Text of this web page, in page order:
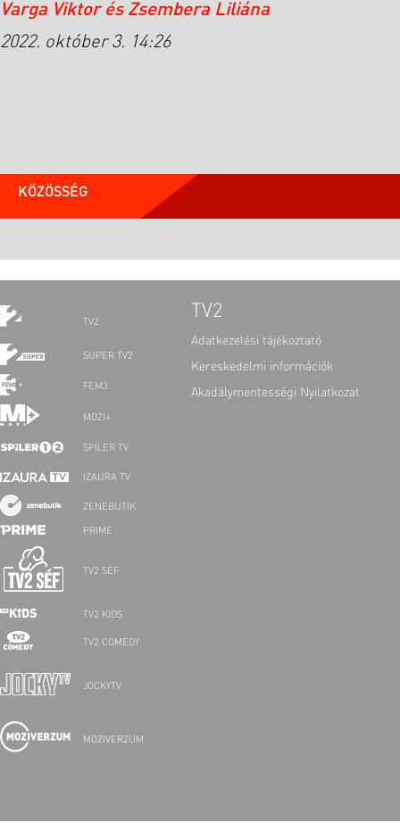
Varga Viktor és Zsembera Liliána
2022. október 3. 14:26
KÖZÖSSÉG
TV2
SUPER TV2
FEM3
MOZI+
SPÍLER TV
IZAURA TV
ZENEBUTIK
PRIME
TV2 SÉF
TV2 KIDS
TV2 COMEDY
JOCKYTV
MOZIVERZUM
TV2
Adatkezelési tájékoztató
Kereskedelmi információk
Akadálymentességi Nyilatkozat